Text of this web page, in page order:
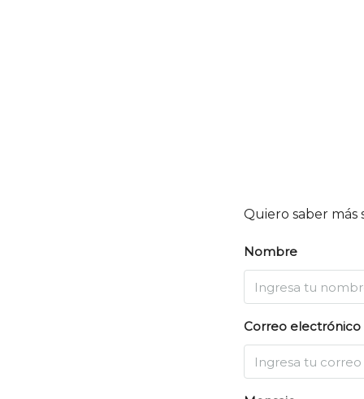
Quiero saber más
Nombre
Correo electrónico